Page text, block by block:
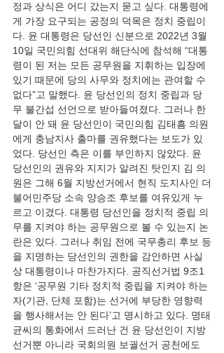
정과 상식은 어디 갔는지 묻고 싶다. 대통령에
게 가장 요구되는 공정의 덕목은 정치 중립이
다. 윤 대통령은 당선인 신분으로 2022년 3월
10일 국민의힘 선대위 해단식에 참석해 “대통
령이 된 저는 모든 공무원을 지휘하는 입장에
있기 때문에 당의 사무와 정치에는 관여할 수
없다”고 말했다. 윤 당선인의 정치 중립과 당
무 불간섭 선언으로 받아들여졌다. 그러나 한
달이 안 돼 윤 당선인이 국민의힘 김태흠 의원
에게 충남지사 출마를 권유했다는 보도가 있
었다. 당선인 측은 이를 부인하지 않았다. 윤
당선인의 권유와 지지가 알려진 탓인지 김 의
원은 그해 6월 지방선거에서 현직 도지사인 더
불어민주당 소속 양승조 후보를 여유있게 누
르고 이겼다. 대통령 당선인을 정치적 중립 의
무를 지켜야 하는 공무원으로 볼 수 있는지 논
란은 있다. 그러나 취임 전에 국무총리 후보 등
을 지명하는 당선인의 권한을 감안하면 사실
상 대통령이나 마찬가지다. 공직선거법 9조1
항은 ‘공무원 기타 정치적 중립을 지켜야 하는
자(기관, 단체 포함)는 선거에 부당한 영향력
을 행사해서는 안 된다’고 명시하고 있다. 명태
균씨의 통화에서 드러난 건 윤 당선인이 지방
선거뿐 아니라 국회의원 보궐선거 공천에도